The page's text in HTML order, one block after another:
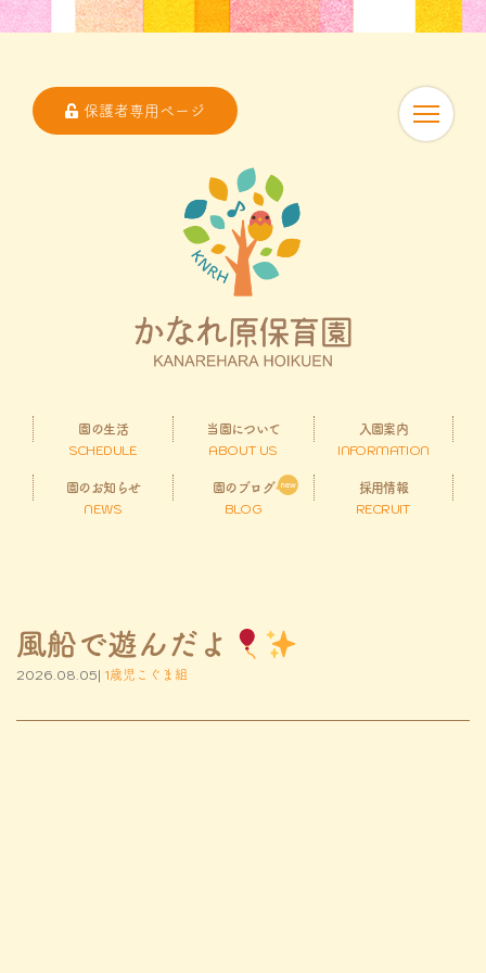
保護者専用ページ
園の生活
SCHEDULE
当園について
ABOUT US
入園案内
INFORMATION
園のお知らせ
NEWS
園のブログ
BLOG
採用情報
RECRUIT
風船で遊んだよ
2026.08.05| 1歳児こぐま組